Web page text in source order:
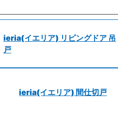
ieria(イエリア) リビングドア 吊
戸
ieria(イエリア) 間仕切戸